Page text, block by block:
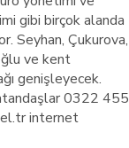
gibi birçok alanda
Seyhan, Çukurova,
ve kent
genişleyecek.
0322 455
internet